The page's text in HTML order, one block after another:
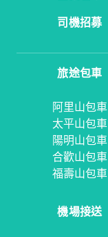
司機招募
旅途包車
阿里山包車
太平山包車
陽明山包車
合歡山包車
福壽山包車
機場接送